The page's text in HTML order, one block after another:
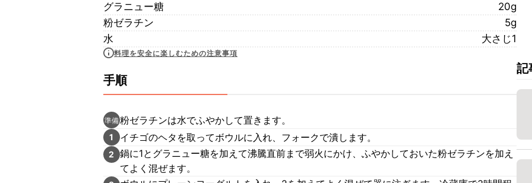
グラニュー糖
20g
粉ゼラチン
5g
水
大さじ1
料理を安全に楽しむための注意事項
手順
準備粉ゼラチンは水でふやかして置きます。
1 イチゴのヘタを取ってボウルに入れ、フォークで潰します。
2
鍋に1とグラニュー糖を加えて沸騰直前まで弱火にかけ、ふやかしておいた粉ゼラチンを加え
てよく混ぜます。
記